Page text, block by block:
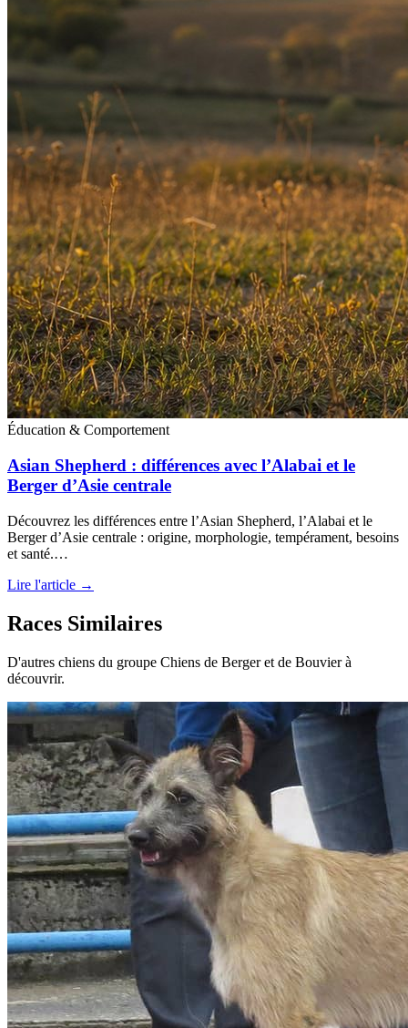
Éducation & Comportement
Asian Shepherd : différences avec l’Alabai et le
Berger d’Asie centrale
Découvrez les différences entre l’Asian Shepherd, l’Alabai et le
Berger d’Asie centrale : origine, morphologie, tempérament, besoins
et santé.…
Lire l'article →
Races Similaires
D'autres chiens du groupe Chiens de Berger et de Bouvier à
découvrir.